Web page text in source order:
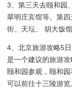
3、第三天去颐和园
翠明庄宾馆等。第
街、天坛、 胡大饭
4、北京旅游攻略5
是一个建议的旅游
颐和园参观，颐和
可以前往十三陵游览